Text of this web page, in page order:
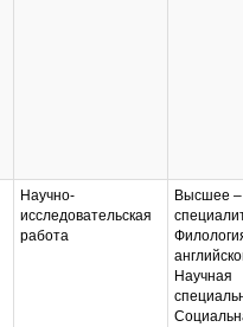
Научно-
исследовательская
работа
Высшее –
Научная